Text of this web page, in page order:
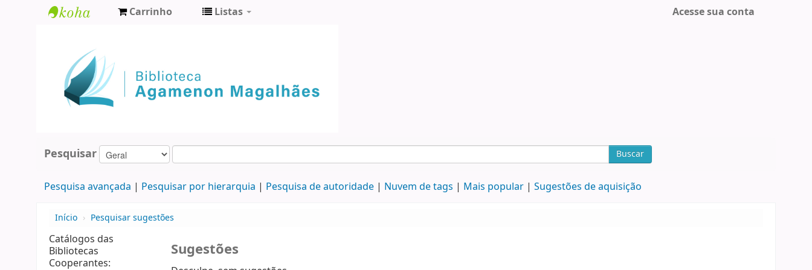
Agamenon
Magalhães
Carrinho Listas Acesse sua conta
Pesquisar Buscar
Pesquisa avançada Pesquisar por hierarquia Pesquisa de autoridade Nuvem de tags Mais popular Sugestões de aquisição
Início › Pesquisar sugestões
Catálogos das
Bibliotecas
Cooperantes:
Sugestões